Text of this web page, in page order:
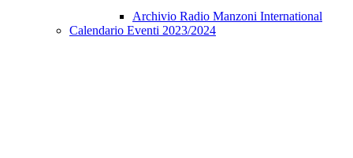
Archivio Radio Manzoni International
Calendario Eventi 2023/2024